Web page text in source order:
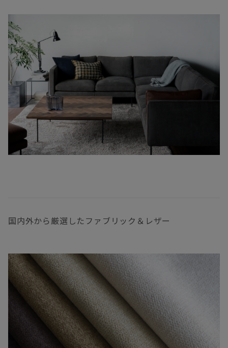
国内外から厳選したファブリック＆レザー